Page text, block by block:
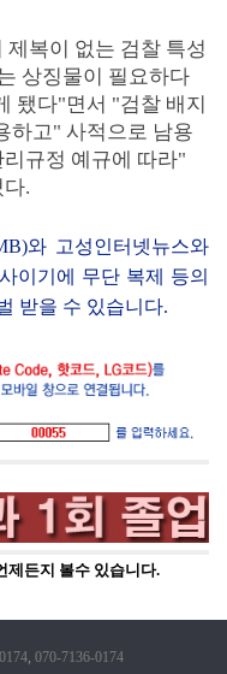
복이 없는 검찰 특성
상징물이 필요하다
됐다"면서 "검찰 배지
하고" 사적으로 남용
규정 예규에 따라"
.
와 고성인터넷뉴스와
이기에 무단 복제 등의
받을 수 있습니다.
제든지 볼수 있습니다.
, 070-7136-0174